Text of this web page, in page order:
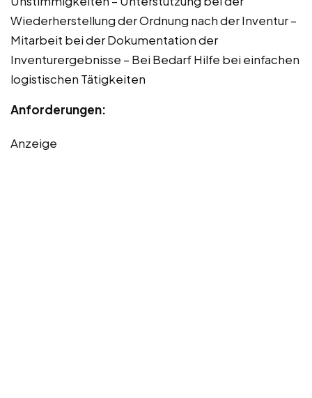
Wiederherstellung der Ordnung nach der Inventur –
Mitarbeit bei der Dokumentation der
Inventurergebnisse – Bei Bedarf Hilfe bei einfachen
logistischen Tätigkeiten
Anforderungen:
Anzeige